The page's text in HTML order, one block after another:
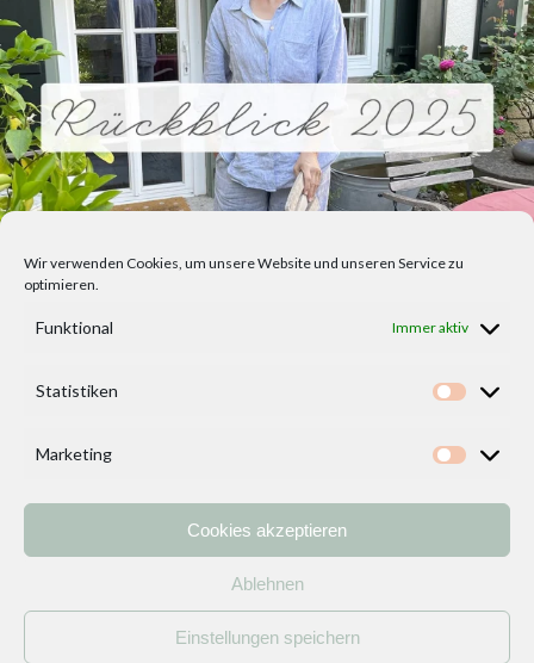
Wir verwenden Cookies, um unsere Website und unseren Service zu
optimieren.
Funktional Immer aktiv
Statistiken
Marketing
Cookies akzeptieren
Ablehnen
Einstellungen speichern
Kontakt
Impressum/ Datenschutzerklärung